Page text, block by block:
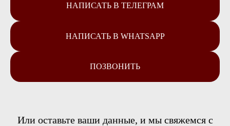
НАПИСАТЬ В ТЕЛЕГРАМ
НАПИСАТЬ В WHATSAPP
ПОЗВОНИТЬ
Или оставьте ваши данные, и мы свяжемся с